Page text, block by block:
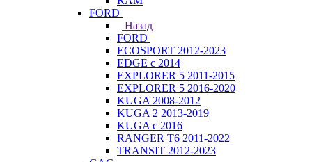
FORD
Назад
FORD
ECOSPORT 2012-2023
EDGE c 2014
EXPLORER 5 2011-2015
EXPLORER 5 2016-2020
KUGA 2008-2012
KUGA 2 2013-2019
KUGA с 2016
RANGER T6 2011-2022
TRANSIT 2012-2023